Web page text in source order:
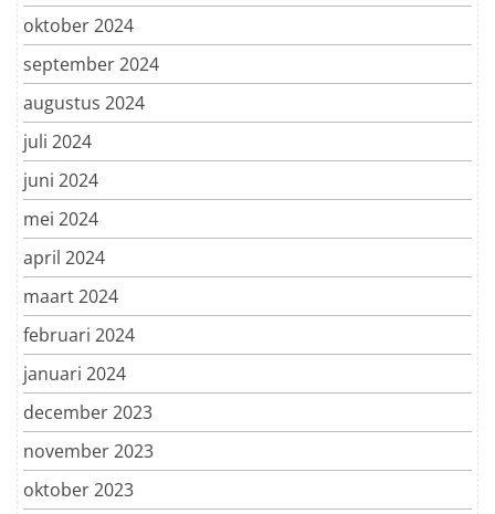
oktober 2024
september 2024
augustus 2024
juli 2024
juni 2024
mei 2024
april 2024
maart 2024
februari 2024
januari 2024
december 2023
november 2023
oktober 2023